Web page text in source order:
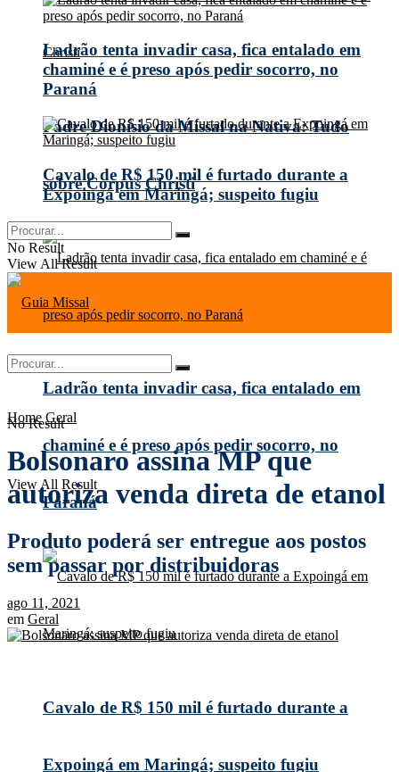
Padre Dionísio da Missal na Nativa: Tudo
sobre Corpus Christi
Ladrão tenta invadir casa, fica entalado em
chaminé e é preso após pedir socorro, no
Paraná
Cavalo de R$ 150 mil é furtado durante a
Expoingá em Maringá; suspeito fugiu
Ladrão tenta invadir casa, fica entalado em
chaminé e é preso após pedir socorro, no
Paraná
Cavalo de R$ 150 mil é furtado durante a
Expoingá em Maringá; suspeito fugiu
No Result
View All Result
No Result
View All Result
Home Geral
Bolsonaro assina MP que
autoriza venda direta de etanol
Produto poderá ser entregue aos postos
sem passar por distribuidoras
ago 11, 2021
em Geral